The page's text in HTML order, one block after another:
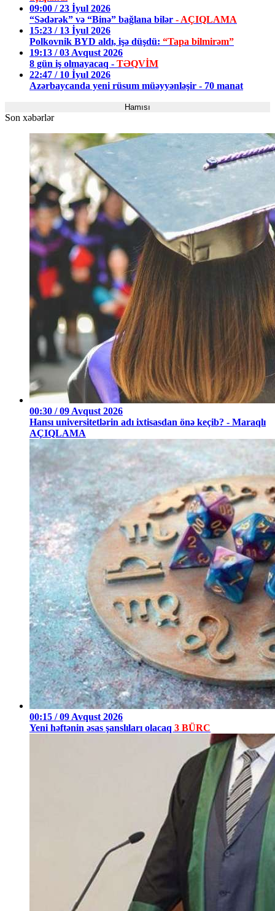
09:00 / 23 İyul 2026
“Sədərək” və “Binə” bağlana bilər - AÇIQLAMA
15:23 / 13 İyul 2026
Polkovnik BYD aldı, işə düşdü: “Tapa bilmirəm”
19:13 / 03 Avqust 2026
8 gün iş olmayacaq - TƏQVİM
22:47 / 10 İyul 2026
Azərbaycanda yeni rüsum müəyyənləşir - 70 manat
Hamısı
Son xəbərlər
00:30 / 09 Avqust 2026
Hansı universitetlərin adı ixtisasdan önə keçib? - Maraqlı
AÇIQLAMA
00:15 / 09 Avqust 2026
Yeni həftənin əsas şanslıları olacaq 3 BÜRC